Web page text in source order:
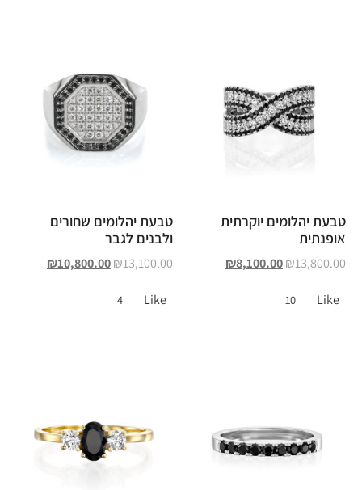
טבעת יהלומים יוקרתית
אופנתית
₪13,800.00
₪8,100.00
Like
10
טבעת יהלומים שחורים
ולבנים לגבר
₪13,100.00
₪10,800.00
Like
4